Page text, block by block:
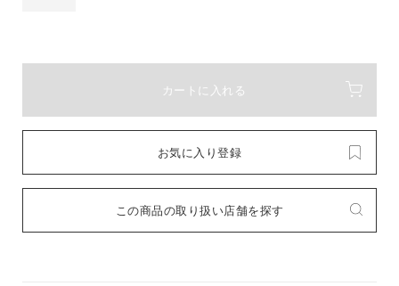
カートに入れる
お気に入り登録
この商品の取り扱い店舗を探す